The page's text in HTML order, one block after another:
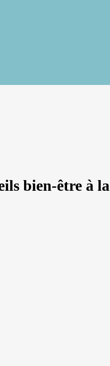
bien-être à